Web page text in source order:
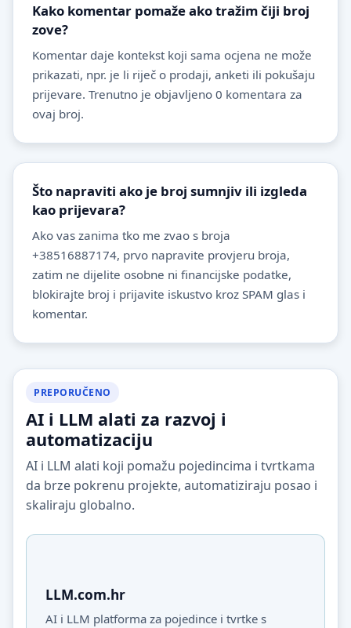
Kako komentar pomaže ako tražim čiji broj
zove?
Komentar daje kontekst koji sama ocjena ne može
prikazati, npr. je li riječ o prodaji, anketi ili pokušaju
prijevare. Trenutno je objavljeno 0 komentara za
ovaj broj.
Što napraviti ako je broj sumnjiv ili izgleda
kao prijevara?
Ako vas zanima tko me zvao s broja
+38516887174, prvo napravite provjeru broja,
zatim ne dijelite osobne ni financijske podatke,
blokirajte broj i prijavite iskustvo kroz SPAM glas i
komentar.
PREPORUČENO
AI i LLM alati za razvoj i
automatizaciju
AI i LLM alati koji pomažu pojedincima i tvrtkama
da brze pokrenu projekte, automatiziraju posao i
skaliraju globalno.
LLM.com.hr
AI i LLM platforma za pojedince i tvrtke s